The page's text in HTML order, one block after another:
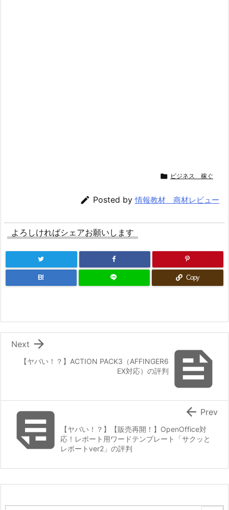
 ビジネス 稼ぐ
 Posted by情報教材 商材レビュー
よろしければシェアお願いします
B! Copy

【ヤバい！？】ACTION PACK3（AFFINGER6
EX対応）の評判

Next
 【ヤバい！？】【販売再開！】OpenOffice対
応！レポート用ワードテンプレート「サクッと
レポートver2」の評判
 Prev